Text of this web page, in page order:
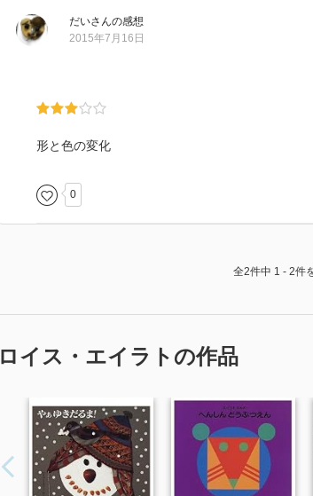
だいさんの感想
2015年7月16日
形と色の変化
0
全2件中 1 - 2件
ロイス・エイラトの作品